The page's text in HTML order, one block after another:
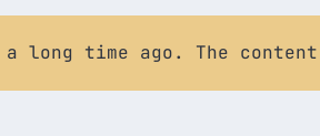
long time ago. The content